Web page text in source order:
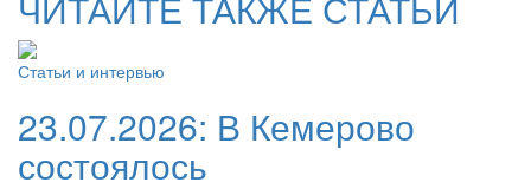
Статьи и интервью
23.07.2026: В Кемерово
состоялось